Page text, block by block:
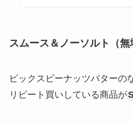
スムース＆ノーソルト（無
ピックスピーナッツバターの
リピート買いしている商品が